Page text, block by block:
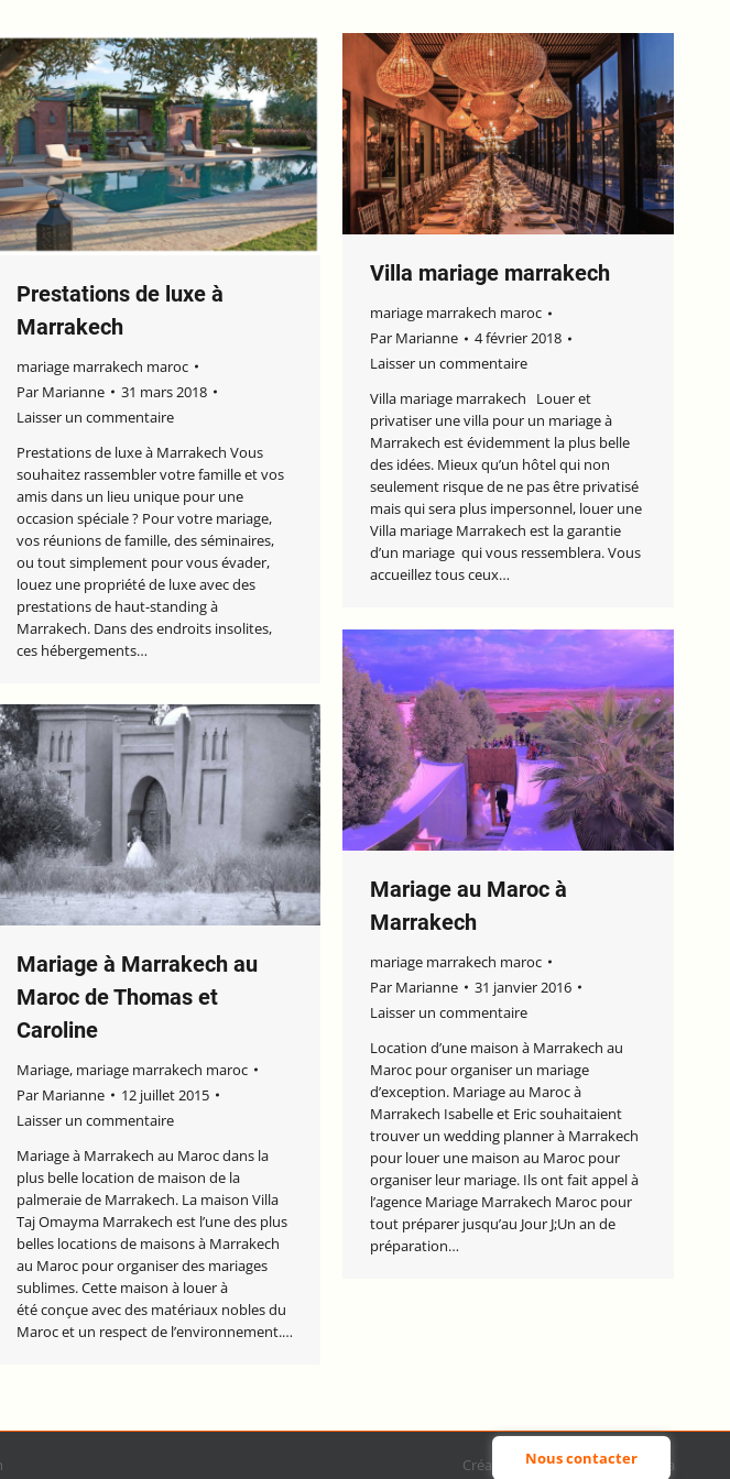
Prestations de luxe à
Marrakech
mariage marrakech maroc
Par Marianne
31 mars 2018
Laisser un commentaire
Prestations de luxe à Marrakech Vous
souhaitez rassembler votre famille et vos
amis dans un lieu unique pour une
occasion spéciale ? Pour votre mariage,
vos réunions de famille, des séminaires,
ou tout simplement pour vous évader,
louez une propriété de luxe avec des
prestations de haut-standing à
Marrakech. Dans des endroits insolites,
ces hébergements…
Villa mariage marrakech
mariage marrakech maroc
Par Marianne
4 février 2018
Laisser un commentaire
Villa mariage marrakech Louer et
privatiser une villa pour un mariage à
Marrakech est évidemment la plus belle
des idées. Mieux qu’un hôtel qui non
seulement risque de ne pas être privatisé
mais qui sera plus impersonnel, louer une
Villa mariage Marrakech est la garantie
d’un mariage qui vous ressemblera. Vous
accueillez tous ceux…
Mariage au Maroc à
Marrakech
mariage marrakech maroc
Par Marianne
31 janvier 2016
Laisser un commentaire
Location d’une maison à Marrakech au
Maroc pour organiser un mariage
d’exception. Mariage au Maroc à
Marrakech Isabelle et Eric souhaitaient
trouver un wedding planner à Marrakech
pour louer une maison au Maroc pour
organiser leur mariage. Ils ont fait appel à
l’agence Mariage Marrakech Maroc pour
tout préparer jusqu’au Jour J;Un an de
préparation…
Mariage à Marrakech au
Maroc de Thomas et
Caroline
Mariage, mariage marrakech maroc
Par Marianne
12 juillet 2015
Laisser un commentaire
Mariage à Marrakech au Maroc dans la
plus belle location de maison de la
palmeraie de Marrakech. La maison Villa
Taj Omayma Marrakech est l’une des plus
belles locations de maisons à Marrakech
au Maroc pour organiser des mariages
sublimes. Cette maison à louer à
été conçue avec des matériaux nobles du
Maroc et un respect de l’environnement.…
Création web :Agence Big Mama
Nous contacter